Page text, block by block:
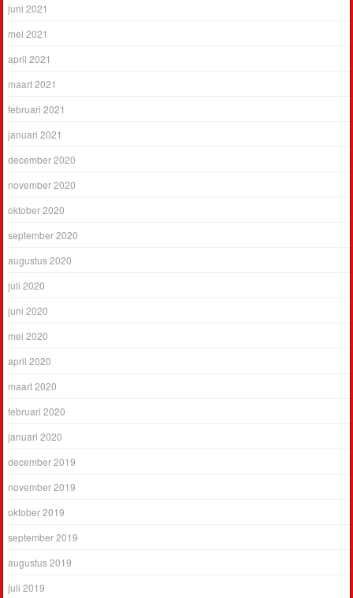
juni 2021
mei 2021
april 2021
maart 2021
februari 2021
januari 2021
december 2020
november 2020
oktober 2020
september 2020
augustus 2020
juli 2020
juni 2020
mei 2020
april 2020
maart 2020
februari 2020
januari 2020
december 2019
november 2019
oktober 2019
september 2019
augustus 2019
juli 2019